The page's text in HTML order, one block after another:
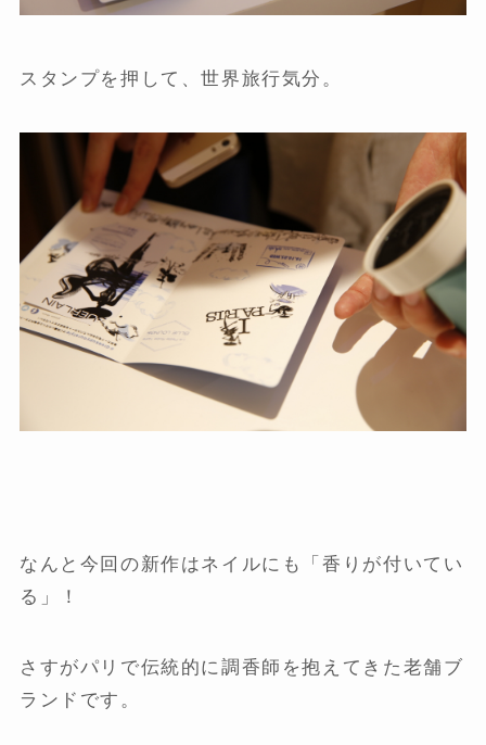
スタンプを押して、世界旅行気分。
なんと今回の新作はネイルにも「香りが付いてい
る」！
さすがパリで伝統的に調香師を抱えてきた老舗ブ
ランドです。